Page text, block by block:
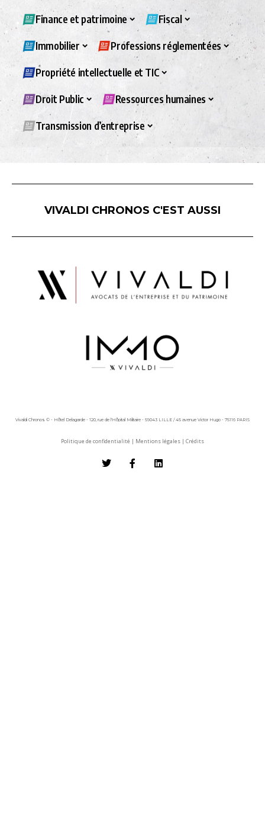
Finance et patrimoine Fiscal
Immobilier Professions réglementées
Propriété intellectuelle et TIC
Droit Public Ressources humaines
Transmission d’entreprise
VIVALDI CHRONOS C'EST AUSSI
Vivaldi Chronos © - Hôtel Delagarde - 120, rue de l'Hôpital Militaire - 59043 LILLE / 45 avenue Victor Hugo - 75116 PARIS
Politique de confidentialité | Mentions légales | Crédits